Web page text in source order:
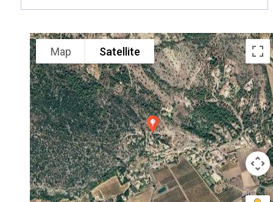
Map Satellite